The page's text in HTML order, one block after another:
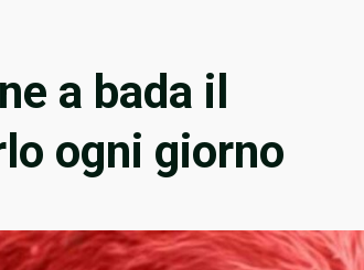
a bada il
ogni giorno